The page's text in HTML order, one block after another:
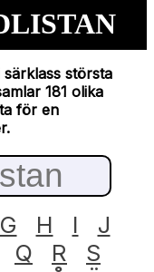
största
181 olika
för en
G H I
J
Q R
S